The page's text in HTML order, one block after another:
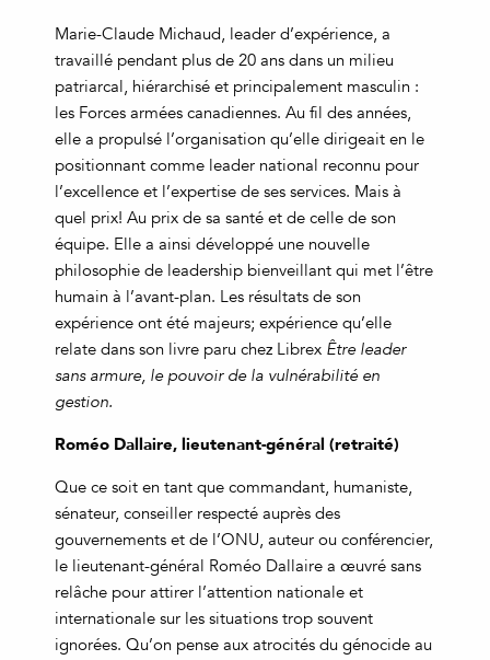
Marie-Claude Michaud, leader d’expérience, a
travaillé pendant plus de 20 ans dans un milieu
patriarcal, hiérarchisé et principalement masculin :
les Forces armées canadiennes. Au fil des années,
elle a propulsé l’organisation qu’elle dirigeait en le
positionnant comme leader national reconnu pour
l’excellence et l’expertise de ses services. Mais à
quel prix! Au prix de sa santé et de celle de son
équipe. Elle a ainsi développé une nouvelle
philosophie de leadership bienveillant qui met l’être
humain à l’avant-plan. Les résultats de son
expérience ont été majeurs; expérience qu’elle
relate dans son livre paru chez Librex Être leader
sans armure, le pouvoir de la vulnérabilité en
gestion.
Roméo Dallaire, lieutenant-général (retraité)
Que ce soit en tant que commandant, humaniste,
sénateur, conseiller respecté auprès des
gouvernements et de l’ONU, auteur ou conférencier,
le lieutenant-général Roméo Dallaire a œuvré sans
relâche pour attirer l’attention nationale et
internationale sur les situations trop souvent
ignorées. Qu’on pense aux atrocités du génocide au